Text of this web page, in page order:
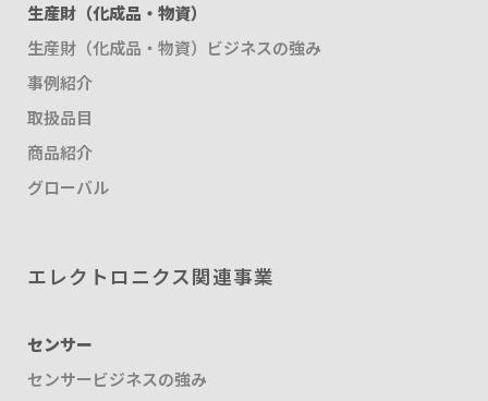
生産財（化成品・物資）
生産財（化成品・物資）ビジネスの強み
事例紹介
取扱品目
商品紹介
グローバル
エレクトロニクス関連事業
センサー
センサービジネスの強み